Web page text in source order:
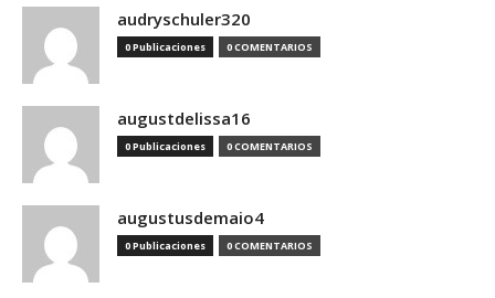
audryschuler320
0 Publicaciones 0 COMENTARIOS
augustdelissa16
0 Publicaciones 0 COMENTARIOS
augustusdemaio4
0 Publicaciones 0 COMENTARIOS